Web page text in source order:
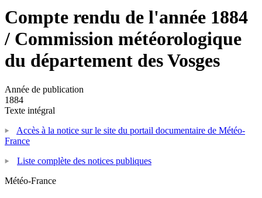
Compte rendu de l'année 1884
/ Commission météorologique
du département des Vosges
Année de publication
1884
Texte intégral
Accès à la notice sur le site du portail documentaire de Météo-
France
Liste complète des notices publiques
Météo-France